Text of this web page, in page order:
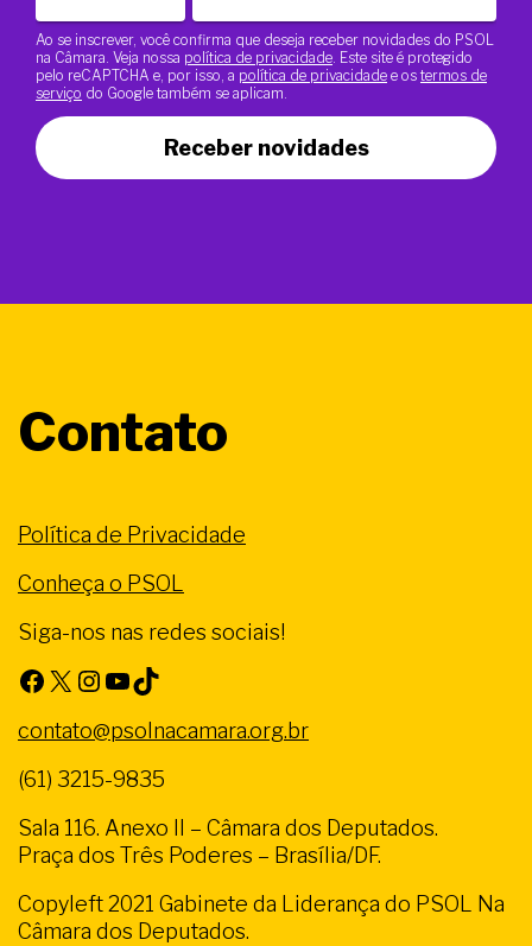
Ao se inscrever, você confirma que deseja receber novidades do PSOL
na Câmara. Veja nossa política de privacidade . Este site é protegido
pelo reCAPTCHA e, por isso, a política de privacidade e os termos de
serviço do Google também se aplicam.
Receber novidades
Contato
Política de Privacidade
Conheça o PSOL
Siga-nos nas redes sociais!
Facebook X Instagram Youtube TikTok
contato@psolnacamara.org.br
(61) 3215-9835
Sala 116. Anexo II – Câmara dos Deputados.
Praça dos Três Poderes – Brasília/DF.
Copyleft 2021 Gabinete da Liderança do PSOL Na
Câmara dos Deputados.